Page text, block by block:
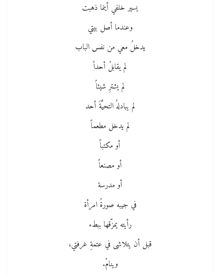
يسير خلفي أينما ذهبت
وعندما أصل بيتي
يدخلُ معي من نفس الباب
لم يقابلْ أحداً
لم يشترِ شيئاُ
لم يبادلهُ التحيَّةَ أحد
لم يدخل مطعماً
أو مكتباً
أو مصنعاً
أو مدرسة
في جيبه صورةُ امرأة
رأيته يمزّقها ببطء
قبل أن يتلاشى في عتمةِ غرفتي،
وينامْ.